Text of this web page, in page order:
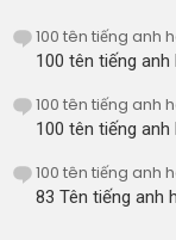
100 tên tiếng anh
100 tên tiếng
100 tên tiếng anh
100 tên tiếng
100 tên tiếng anh
83 Tên tiếng anh